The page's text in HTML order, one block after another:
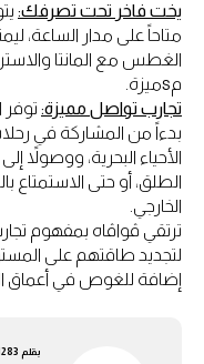
يخت فاخر تحت تصرفك:
متاحاً على مدار الساعة،
الغطس مع المانتا
مsميزة.
تجارب تواصل مميزة: توفر
بدءاً من المشاركة في
الأحياء البحرية، ووصولاً
الطلق، أو حتى الاستمتاع
الخارجي.
ترتقي ڤواڤاه بمفهوم
لتجديد طاقتهم على
إضافة للغوص في أعماق
بقلم